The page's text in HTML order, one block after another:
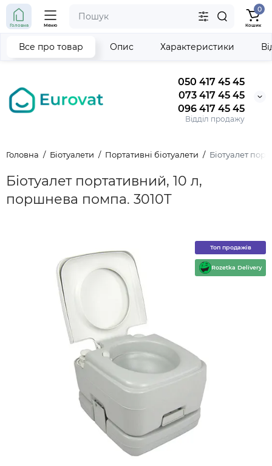
050 417 45 45
073 417 45 45
096 417 45 45
Відділ продажу
Головна Меню
0
Кошик
Головна Біотуалети Портативні біотуалети Біотуалет
Біотуалет портативний, 10 л,
поршнева помпа. 3010T
Все про товар Опис Характеристики
Топ продажів
Rozetka Delivery